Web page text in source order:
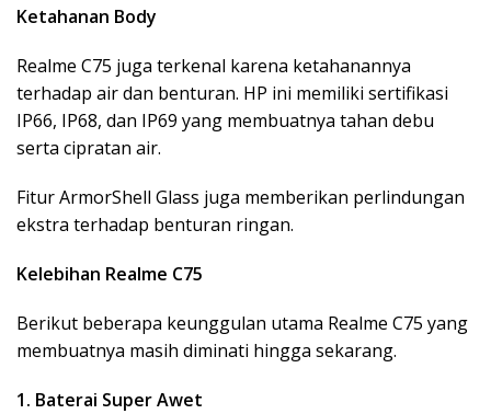
Ketahanan Body
Realme C75 juga terkenal karena ketahanannya
terhadap air dan benturan. HP ini memiliki sertifikasi
IP66, IP68, dan IP69 yang membuatnya tahan debu
serta cipratan air.
Fitur ArmorShell Glass juga memberikan perlindungan
ekstra terhadap benturan ringan.
Kelebihan Realme C75
Berikut beberapa keunggulan utama Realme C75 yang
membuatnya masih diminati hingga sekarang.
1. Baterai Super Awet